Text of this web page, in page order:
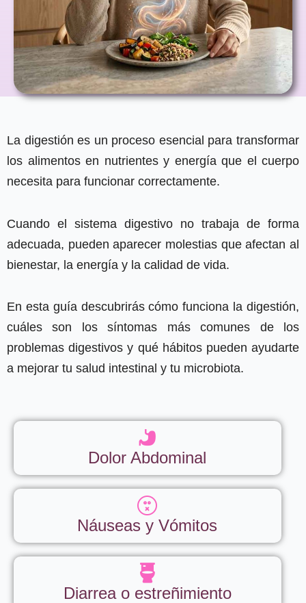
La digestión es un proceso esencial para transformar
los alimentos en nutrientes y energía que el cuerpo
necesita para funcionar correctamente.
Cuando el sistema digestivo no trabaja de forma
adecuada, pueden aparecer molestias que afectan al
bienestar, la energía y la calidad de vida.
En esta guía descubrirás cómo funciona la digestión,
cuáles son los síntomas más comunes de los
problemas digestivos y qué hábitos pueden ayudarte
a mejorar tu salud intestinal y tu microbiota.
Dolor Abdominal
Náuseas y Vómitos
Diarrea o estreñimiento